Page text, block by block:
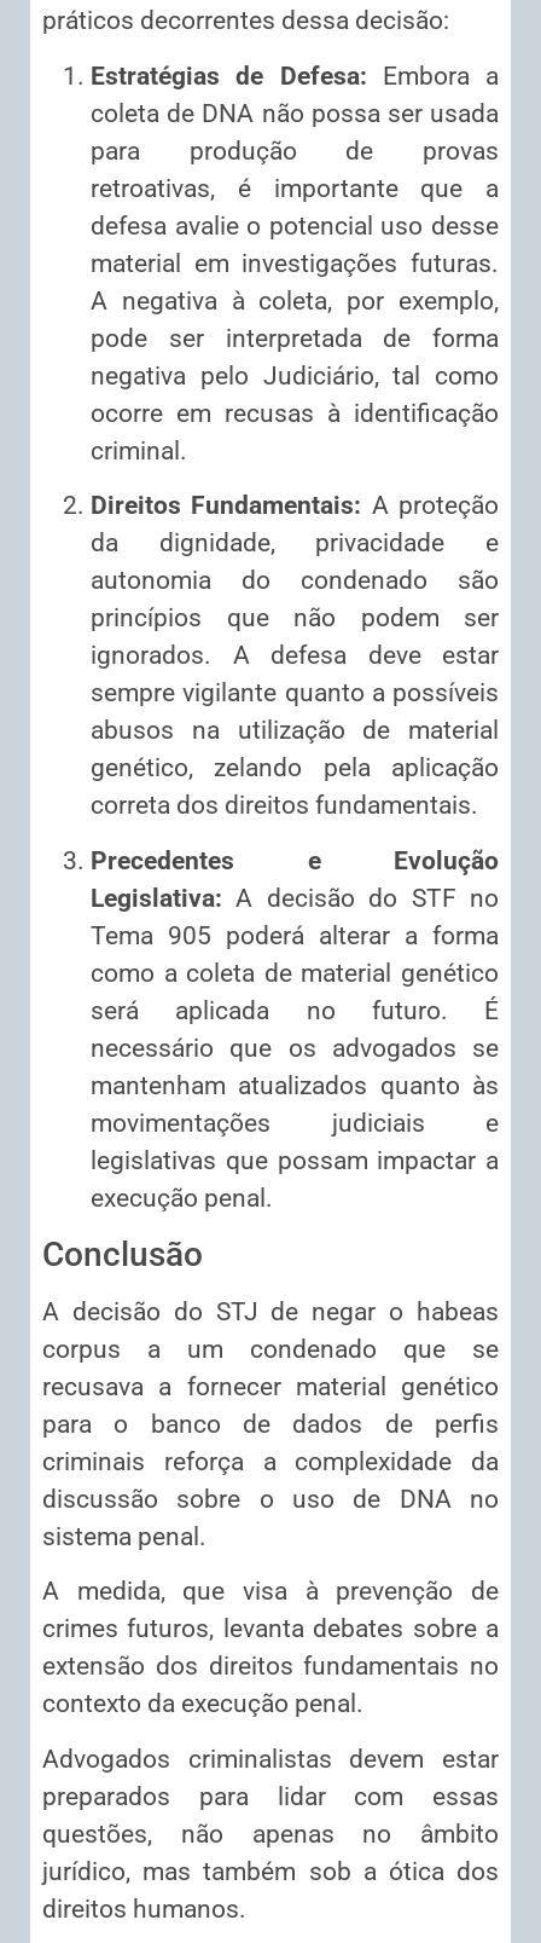
práticos decorrentes dessa decisão:
Estratégias de Defesa: Embora a
coleta de DNA não possa ser usada
para produção de provas
retroativas, é importante que a
defesa avalie o potencial uso desse
material em investigações futuras.
A negativa à coleta, por exemplo,
pode ser interpretada de forma
negativa pelo Judiciário, tal como
ocorre em recusas à identificação
criminal.
Direitos Fundamentais: A proteção
da dignidade, privacidade e
autonomia do condenado são
princípios que não podem ser
ignorados. A defesa deve estar
sempre vigilante quanto a possíveis
abusos na utilização de material
genético, zelando pela aplicação
correta dos direitos fundamentais.
Precedentes e Evolução
Legislativa: A decisão do STF no
Tema 905 poderá alterar a forma
como a coleta de material genético
será aplicada no futuro. É
necessário que os advogados se
mantenham atualizados quanto às
movimentações judiciais e
legislativas que possam impactar a
execução penal.
Conclusão
A decisão do STJ de negar o habeas
corpus a um condenado que se
recusava a fornecer material genético
para o banco de dados de perfis
criminais reforça a complexidade da
discussão sobre o uso de DNA no
sistema penal.
A medida, que visa à prevenção de
crimes futuros, levanta debates sobre a
extensão dos direitos fundamentais no
contexto da execução penal.
Advogados criminalistas devem estar
preparados para lidar com essas
questões, não apenas no âmbito
jurídico, mas também sob a ótica dos
direitos humanos.